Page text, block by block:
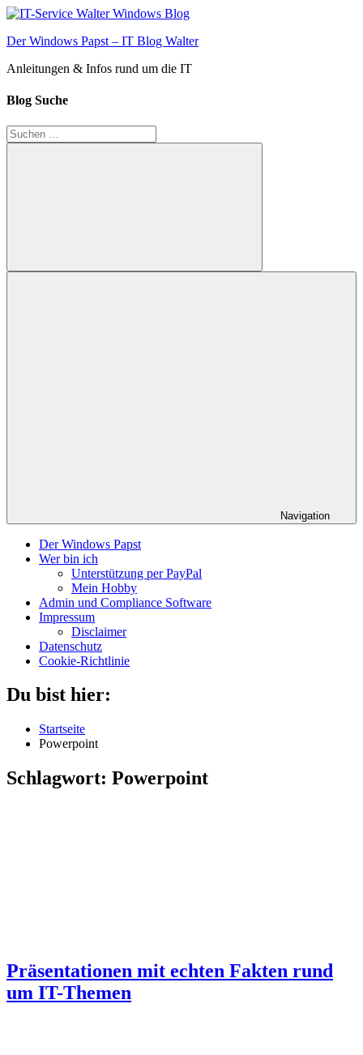
Zum
springen
Der Windows Papst – IT Blog Walter
Anleitungen & Infos rund um die IT
Blog Suche
Suchen
nach:
Suchen
Navigation
Der Windows Papst
Wer bin ich
Unterstützung per PayPal
Mein Hobby
Admin und Compliance Software
Impressum
Disclaimer
Datenschutz
Cookie-Richtlinie
Du bist hier:
Startseite
Powerpoint
Schlagwort: Powerpoint
Präsentationen mit echten Fakten rund
um IT-Themen